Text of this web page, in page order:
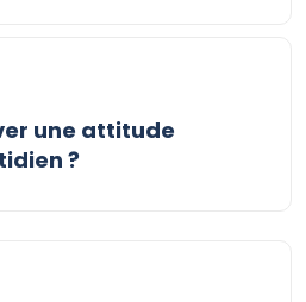
une attitude
?